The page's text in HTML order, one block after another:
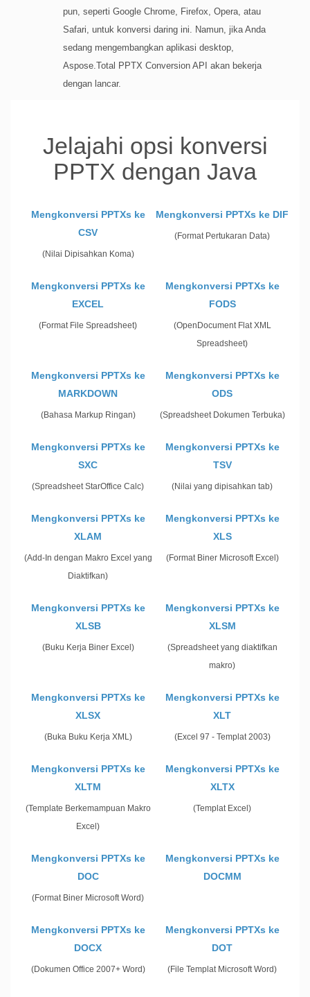
pun, seperti Google Chrome, Firefox, Opera, atau
Safari, untuk konversi daring ini. Namun, jika Anda
sedang mengembangkan aplikasi desktop,
Aspose.Total PPTX Conversion API akan bekerja
dengan lancar.
Jelajahi opsi konversi
PPTX dengan Java
Mengkonversi PPTXs ke
CSV
(Nilai Dipisahkan Koma)
Mengkonversi PPTXs ke DIF
(Format Pertukaran Data)
Mengkonversi PPTXs ke
EXCEL
(Format File Spreadsheet)
Mengkonversi PPTXs ke
FODS
(OpenDocument Flat XML
Spreadsheet)
Mengkonversi PPTXs ke
MARKDOWN
(Bahasa Markup Ringan)
Mengkonversi PPTXs ke
ODS
(Spreadsheet Dokumen Terbuka)
Mengkonversi PPTXs ke
SXC
(Spreadsheet StarOffice Calc)
Mengkonversi PPTXs ke
TSV
(Nilai yang dipisahkan tab)
Mengkonversi PPTXs ke
XLAM
(Add-In dengan Makro Excel yang
Diaktifkan)
Mengkonversi PPTXs ke
XLS
(Format Biner Microsoft Excel)
Mengkonversi PPTXs ke
XLSB
(Buku Kerja Biner Excel)
Mengkonversi PPTXs ke
XLSM
(Spreadsheet yang diaktifkan
makro)
Mengkonversi PPTXs ke
XLSX
(Buka Buku Kerja XML)
Mengkonversi PPTXs ke
XLT
(Excel 97 - Templat 2003)
Mengkonversi PPTXs ke
XLTM
(Template Berkemampuan Makro
Excel)
Mengkonversi PPTXs ke
XLTX
(Templat Excel)
Mengkonversi PPTXs ke
DOC
(Format Biner Microsoft Word)
Mengkonversi PPTXs ke
DOCMM
Mengkonversi PPTXs ke
DOCX
(Dokumen Office 2007+ Word)
Mengkonversi PPTXs ke
DOT
(File Templat Microsoft Word)